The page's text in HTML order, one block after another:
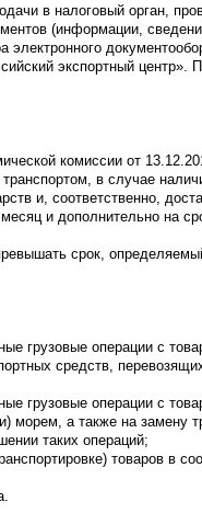
в налоговый орган,
(информации,
экспортный центр».
комиссии от
в случае
и, соответственно,
и дополнительно на
срок,
грузовые операции с
средств,
грузовые операции с
а также на замену
таких операций;
товаров в